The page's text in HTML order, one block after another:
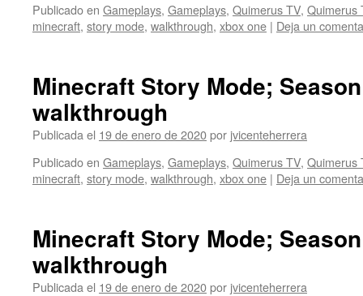
Publicado en Gameplays, Gameplays, Quimerus TV, Quimerus
minecraft, story mode, walkthrough, xbox one | Deja un
Minecraft Story Mode;
walkthrough
Publicada el 19 de enero de 2020por jvicenteherrera
Publicado en Gameplays, Gameplays, Quimerus TV, Quimerus
minecraft, story mode, walkthrough, xbox one | Deja un
Minecraft Story Mode;
walkthrough
Publicada el 19 de enero de 2020por jvicenteherrera